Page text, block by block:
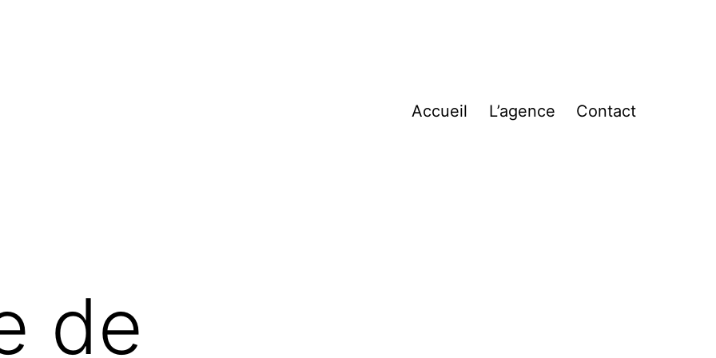
Accueil L’agence Contact
de